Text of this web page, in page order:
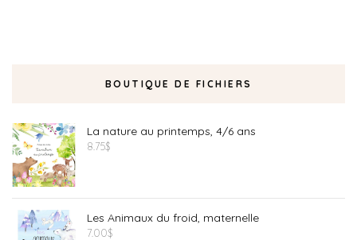
BOUTIQUE DE FICHIERS
La nature au printemps, 4/6 ans
8.75$
Les Animaux du froid, maternelle
7.00$